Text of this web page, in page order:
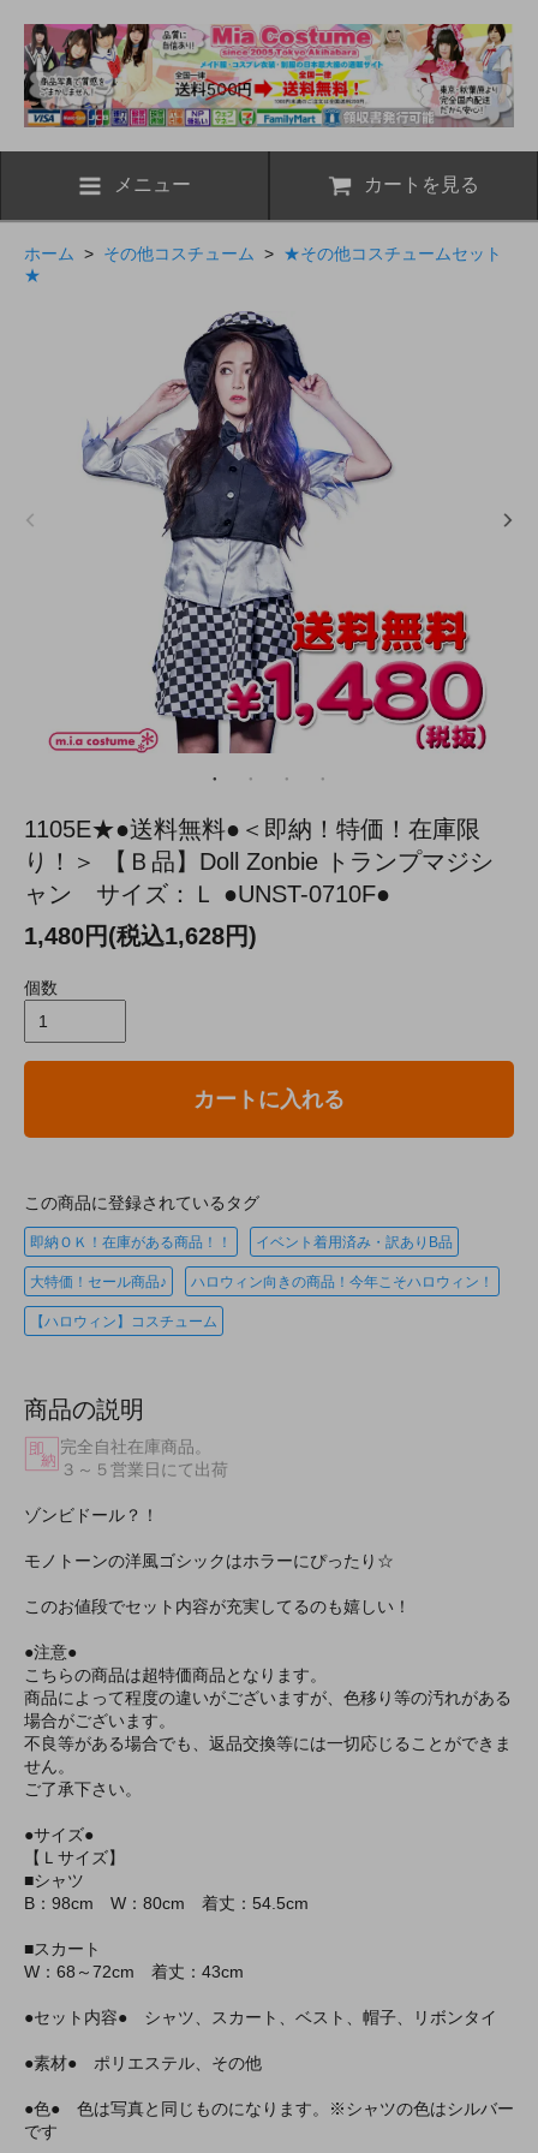
メニュー カートを見る
ホーム > その他コスチューム > ★その他コスチュームセット
★
1105E★●送料無料●＜即納！特価！在庫限
り！＞ 【Ｂ品】Doll Zonbie トランプマジシ
ャン サイズ：Ｌ ●UNST-0710F●
1,480円(税込1,628円)
個数
カートに入れる
この商品に登録されているタグ
即納ＯＫ！在庫がある商品！！ イベント着用済み・訳ありB品
大特価！セール商品♪ ハロウィン向きの商品！今年こそハロウィン！
【ハロウィン】コスチューム
商品の説明
完全自社在庫商品。
３～５営業日にて出荷
ゾンビドール？！
モノトーンの洋風ゴシックはホラーにぴったり☆
このお値段でセット内容が充実してるのも嬉しい！
●注意●
こちらの商品は超特価商品となります。
商品によって程度の違いがございますが、色移り等の汚れがある
場合がございます。
不良等がある場合でも、返品交換等には一切応じることができま
せん。
ご了承下さい。
●サイズ●
【Ｌサイズ】
■シャツ
B：98cm W：80cm 着丈：54.5cm
■スカート
W：68～72cm 着丈：43cm
●セット内容● シャツ、スカート、ベスト、帽子、リボンタイ
●素材● ポリエステル、その他
●色● 色は写真と同じものになります。※シャツの色はシルバー
です